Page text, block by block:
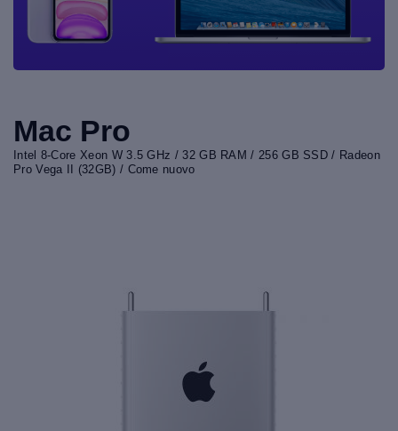
Mac Pro
Intel 8-Core Xeon W 3.5 GHz / 32 GB RAM / 256 GB SSD / Radeon
Pro Vega II (32GB) / Come nuovo